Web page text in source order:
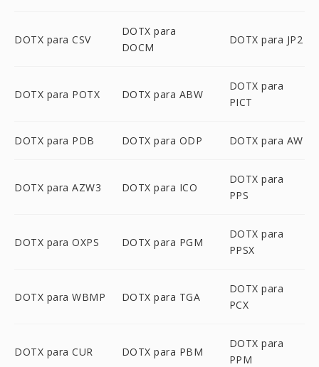
DOTX para CSV
DOTX para
DOCM
DOTX para JP2
DOTX para POTX DOTX para ABW
DOTX para
PICT
DOTX para PDB DOTX para ODP DOTX para AW
DOTX para AZW3 DOTX para ICO
DOTX para
PPS
DOTX para OXPS DOTX para PGM
DOTX para
PPSX
DOTX para WBMP DOTX para TGA
DOTX para
PCX
DOTX para CUR DOTX para PBM
DOTX para
PPM